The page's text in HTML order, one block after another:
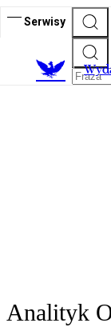
Serwisy
Analityk